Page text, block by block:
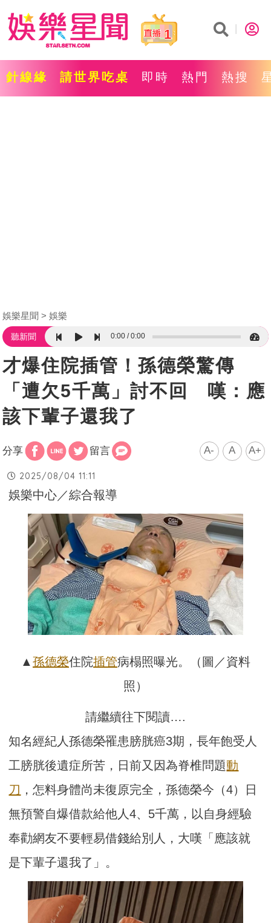
1
針線緣 請世界吃桌 即時 熱門 熱搜
娛樂星聞 娛樂
聽新聞 0:00 0:00
才爆住院插管！孫德榮驚傳
「遭欠5千萬」討不回 嘆：應
該下輩子還我了
分享 留言 A- A A+
2025/08/04 11:11
娛樂中心／綜合報導
▲孫德榮住院插管病榻照曝光。（圖／資料
照）
請繼續往下閱讀….
知名經紀人孫德榮罹患膀胱癌3期，長年飽受人
工膀胱後遺症所苦，日前又因為脊椎問題動
刀 ，怎料身體尚未復原完全，孫德榮今（4）日
無預警自爆借款給他人4、5千萬，以自身經驗
奉勸網友不要輕易借錢給別人，大嘆「應該就
是下輩子還我了」。